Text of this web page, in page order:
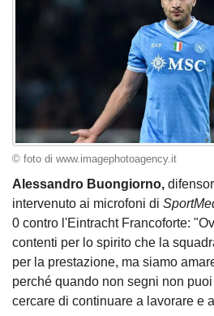
© foto di www.imagephotoagency.it
Alessandro Buongiorno,
intervenuto ai microfoni di
0 contro l'Eintracht Francoforte:
contenti per lo spirito che la
per la prestazione, ma siamo
perché quando non segni non
cercare di continuare a lavorare e